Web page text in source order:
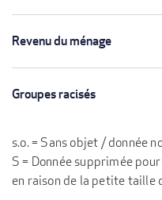
Revenu du ménage
Groupes racisés
s.o. = Sans objet / donnée
S = Donnée supprimée
en raison de la petite taille